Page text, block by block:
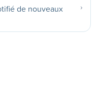
de nouveaux